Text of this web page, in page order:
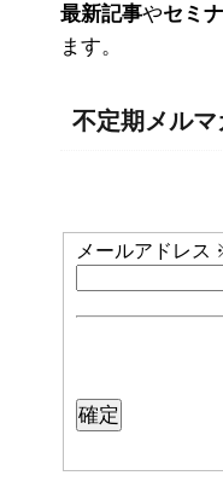
最新記事やセミ
ます。
不定期メル
メールアドレス